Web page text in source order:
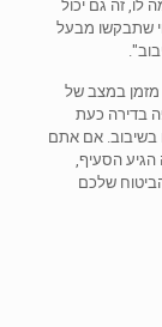
לו, זה גם יכול
שתבקשו מבעל
מזמן במצב של
בדירה כעת
בשיבוב. אם אתם
הגיע הסעיף,
שלכם